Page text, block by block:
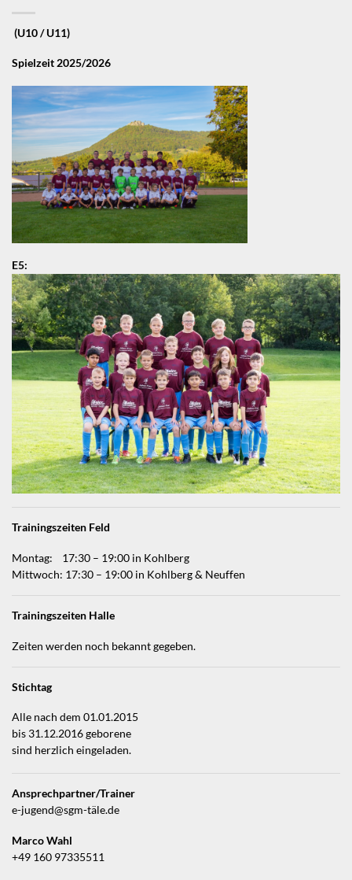
(U10 / U11)
Spielzeit 2025/2026
E5:
Trainingszeiten Feld
Montag: 17:30 – 19:00 in Kohlberg
Mittwoch: 17:30 – 19:00 in Kohlberg & Neuffen
Trainingszeiten Halle
Zeiten werden noch bekannt gegeben.
Stichtag
Alle nach dem 01.01.2015
bis 31.12.2016 geborene
sind herzlich eingeladen.
Ansprechpartner/Trainer
e-jugend@sgm-täle.de
Marco Wahl
+49 160 97335511